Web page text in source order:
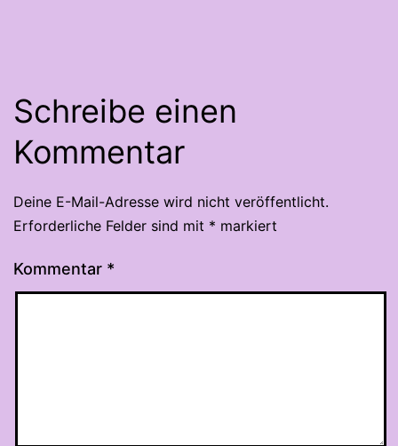
Schreibe einen
Kommentar
Deine E-Mail-Adresse wird nicht veröffentlicht.
Erforderliche Felder sind mit * markiert
Kommentar *